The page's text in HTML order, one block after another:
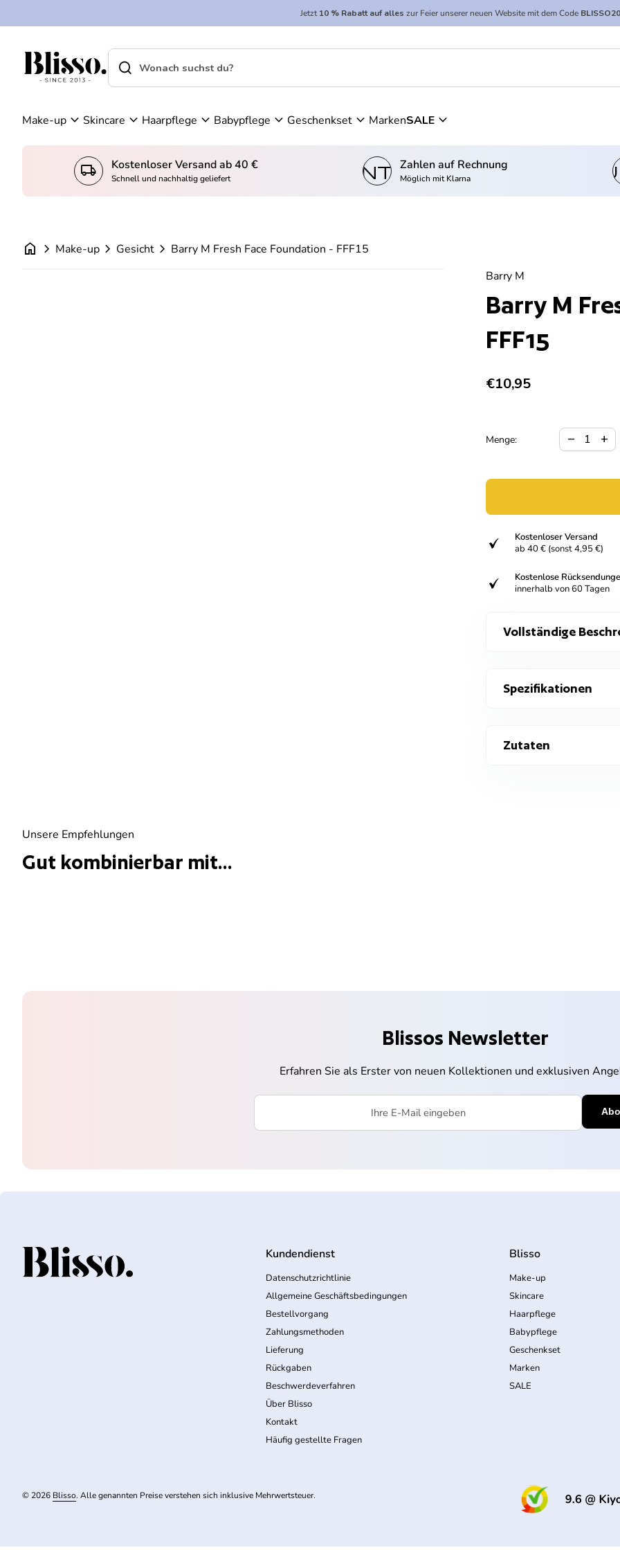
Barry M Fresh Face Foundation - FFF15
Jetzt10 % Rabatt auf alles zur Feier unserer neuen Website mit dem Code
Startseite
K
W
en
ko
se
shopping_cart
Startseite
Suche"
search
Make-up expand_more Skincare expand_more Haarpflege expand_more Babypflege expand_more Geschenkset expand_more MarkenSALE expand_more
local_shipping Kostenloser Versand ab 40 €
Schnell und nachhaltig geliefertkonto_kontostand_wallet
Zahlen auf Rechnung
Möglich mit Klarna
home chevron_right Make-up chevron_right Gesicht chevron_right Barry M Fresh Face Foundation - FFF15
Barry M
Barry M
FFF15
Regulärer Preis
€10,95
Menge: remove add
verifiziert
Kostenloser Versand
ab 40 € (sonst 4,95 €)
verifiziert
Kostenlose
innerhalb von 60 Tagen
Vollständige
Spezifikationen
Zutaten
Unsere Empfehlungen
Gut kombinierbar mit...
Blissos Newsletter
Erfahren Sie als Erster von neuen Kollektionen und exklusiven
Startseite Kundendienst
Datenschutzrichtlinie
Allgemeine Geschäftsbedingungen
Bestellvorgang
Zahlungsmethoden
Lieferung
Rückgaben
Beschwerdeverfahren
Über Blisso
Kontakt
Häufig gestellte Fragen
Blisso
Make-up
Skincare
Haarpflege
Babypflege
Geschenkset
Marken
SALE
© 2026 Blisso. Alle genannten Preise verstehen sich inklusive Mehrwertsteuer.